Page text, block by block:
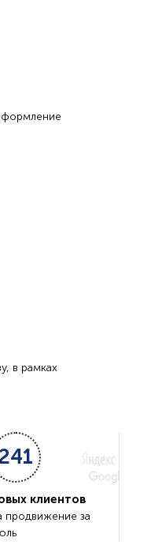
в рамках
241
клиентов
продвижение за